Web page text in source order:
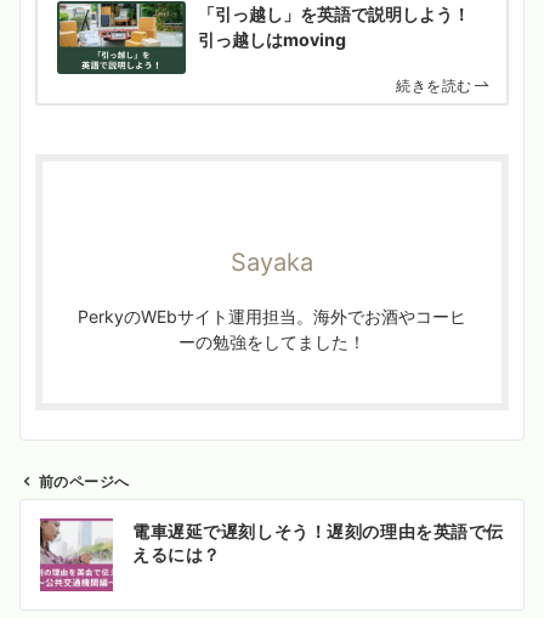
「引っ越し」を英語で説明しよう！
引っ越しはmoving
続きを読む
Sayaka
PerkyのWEbサイト運用担当。海外でお酒やコーヒ
ーの勉強をしてました！
ビ
前のページへ
電車遅延で遅刻しそう！遅刻の理由を英語で伝
えるには？